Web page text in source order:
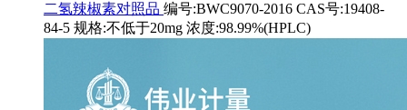
二氢辣椒素对照品 编号:BWC9070-2016 CAS号:19408-
84-5 规格:不低于20mg 浓度:98.99%(HPLC)